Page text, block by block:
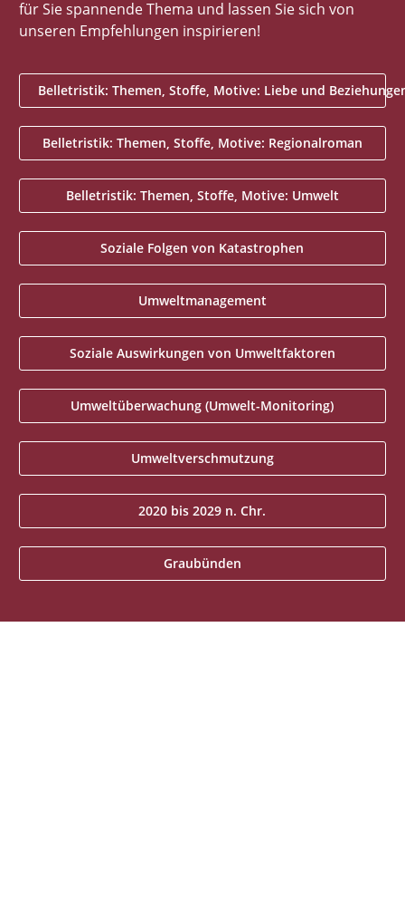
für Sie spannende Thema und lassen Sie sich von
unseren Empfehlungen inspirieren!
Belletristik: Themen, Stoffe, Motive: Liebe und
Belletristik: Themen, Stoffe, Motive: Regionalroman
Belletristik: Themen, Stoffe, Motive: Umwelt
Soziale Folgen von Katastrophen
Umweltmanagement
Soziale Auswirkungen von Umweltfaktoren
Umweltüberwachung (Umwelt-Monitoring)
Umweltverschmutzung
2020 bis 2029 n. Chr.
Graubünden